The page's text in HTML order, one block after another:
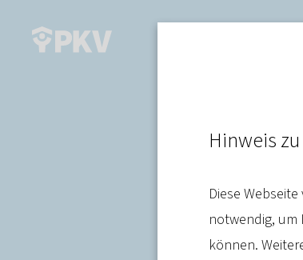
Hinweis
Diese
notwendig, um
können.